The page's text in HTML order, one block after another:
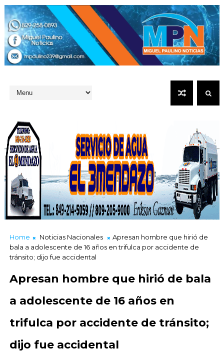
Home Noticias Nacionales
Apresan hombre que hirió de
bala a adolescente de 16 años en trifulca por accidente de
tránsito; dijo fue accidental
Apresan hombre que hirió de bala
a adolescente de 16 años en
trifulca por accidente de tránsito;
dijo fue accidental